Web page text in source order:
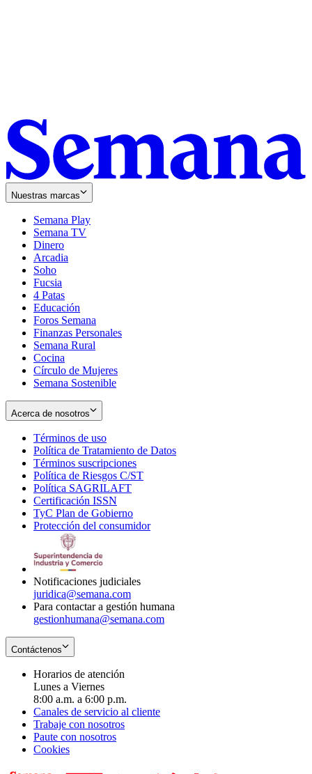
Nuestras marcas
Semana Play
Semana TV
Dinero
Arcadia
Soho
in
new
window
Fucsia
in
new
window
4 Patas
Educación
Foros Semana
Finanzas Personales
Semana Rural
Cocina
Círculo de Mujeres
Semana Sostenible
Acerca de nosotros
Términos de uso
in
new
window
Política de Tratamiento de Datos
Términos suscripciones
in
Política de Riesgos C/ST
Política SAGRILAFT
new
window
Certificación ISSN
in
new
TyC Plan de Gobierno
in
Protección del consumidorOpens
Notificaciones judiciales
juridica@semana.com
Para contactar a gestión humana
gestionhumana@semana.com
Contáctenos
Horarios de atención
Lunes a Viernes
8:00 a.m. a 6:00 p.m.
Canales de servicio al cliente
Trabaje con nosotros
Paute con nosotros
Cookies